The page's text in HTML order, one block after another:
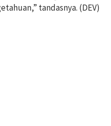
tandasnya. (DEV)